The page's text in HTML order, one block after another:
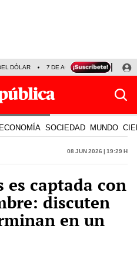
DÓLAR 7 DE AGOSTO OLLANTA
ECONOMÍA SOCIEDAD MUNDO
08 Jun 2026 | 19:29 h
es captada con
discuten
en un